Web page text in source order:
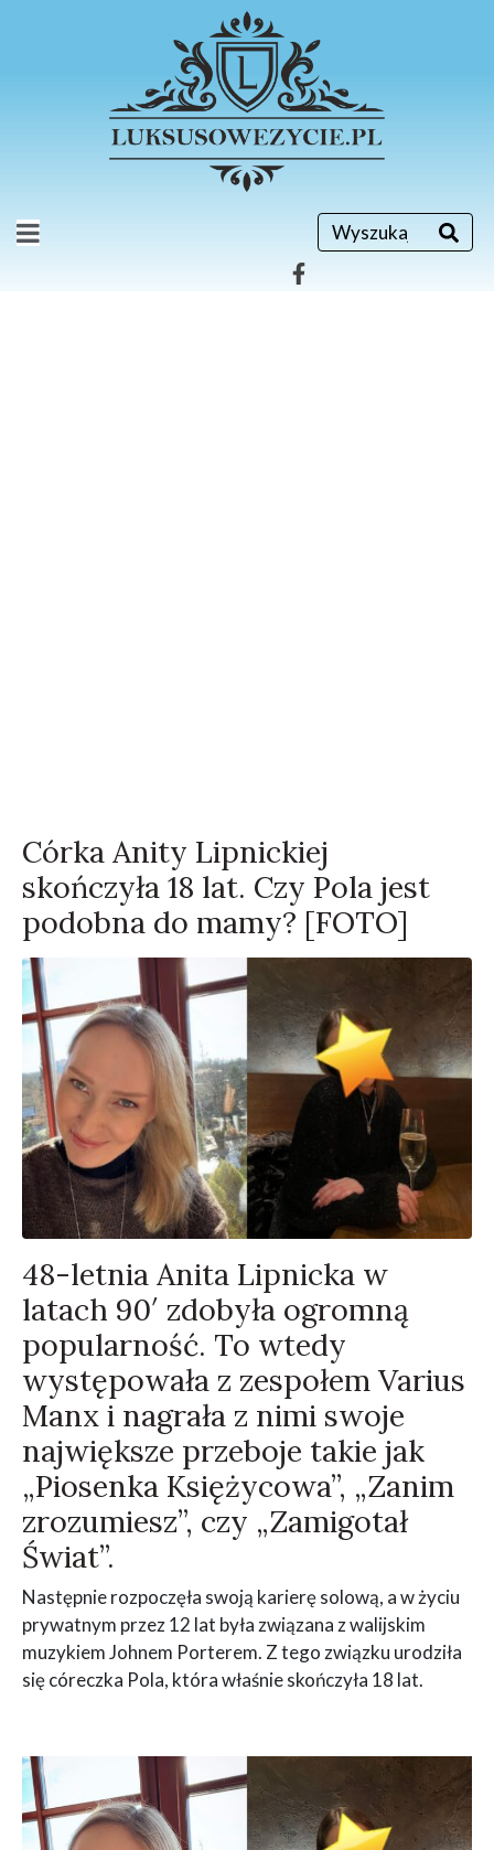
Córka Anity Lipnickiej
skończyła 18 lat. Czy Pola jest
podobna do mamy? [FOTO]
48-letnia Anita Lipnicka w
latach 90′ zdobyła ogromną
popularność. To wtedy
występowała z zespołem Varius
Manx i nagrała z nimi swoje
największe przeboje takie jak
„Piosenka Księżycowa”, „Zanim
zrozumiesz”, czy „Zamigotał
Świat”.
Następnie rozpoczęła swoją karierę solową, a w życiu
prywatnym przez 12 lat była związana z walijskim
muzykiem Johnem Porterem. Z tego związku urodziła
się córeczka Pola, która właśnie skończyła 18 lat.